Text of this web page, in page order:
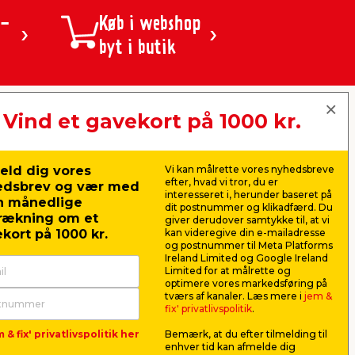
og moderne profiler.
markeret og skyggegivende kant.
og indvendigt.
findes ubehandlede, så de kan males i
at rengøre – oplagte til fx
finder du et bredt udvalg af
-
Køb i webshop
byt i butik
jem & fix A/S, Skomagervej 12
CVR: 10360641
Tlf. kundeservice: 79425942
Tlf. administration: 76413500
kundeservice@jemfix.com
Se vores e-mærket certifikat her
Vind et gavekort på 1000 kr.
dig vores
og vær med
månedlige
om et
på 1000 kr.
& fix' privatlivspolitik her
Vi kan målrette vores nyhedsbreve
efter, hvad vi tror, du er
interesseret i, herunder baseret på
dit postnummer og klikadfærd. Du
giver derudover samtykke til, at vi
kan videregive din e-mailadresse
og postnummer til Meta Platforms
Ireland Limited og Google Ireland
Limited for at målrette og
optimere vores markedsføring på
tværs af kanaler. Læs mere i jem &
fix' privatlivspolitik.
Bemærk, at du efter tilmelding til
enhver tid kan afmelde dig